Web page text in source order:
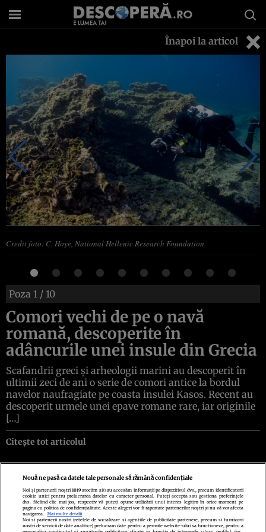
Înapoi la articol
Credit foto: C. Hoye, National Hellenic Research Foundation
Poza 1 / 10
Comori vechi de pe o navă
romană, descoperite în
adâncurile unei insule din Grecia
Scafandrii greci și arheologii marini au descoperit în
ultimii zeci de ani o serie de comori antice la bordul
navelor naufragiate pe coasta insulei Kasos. Recent au
descoperit urmele unei epave romane rare, iar originile
[…]
Citește tot articolul
Politica de confidenţialitatePolitica de cookiesTermeni şi condiţii
Echipa redacționalăContactSetări Cookies
Nouă ne pasă ca datele tale personale să rămână confidențiale
Noi și partenerii noștri1019 stocăm și/sau accesăm informații pe dispozitivul dvs., precum identificatorii
cookie unici pentru prelucrarea datelor cu caracter personal. Puteți accepta sau gestiona preferințele
dvs. făcând clic mai jos, respectiv vă puteți opune utilizării unui interes legitim în orice moment pe
pagina cu politica de confidențialitate. Aceste alegeri vor fi raportate partenerilor noștri și nu vă vor afecta
navigarea.
Mai multe detalii
Noi si partenerii nostri (retelele de socializare si agentiile de publicitate partenere, precum si furnizorii
nostri de servicii de date analitice) prelucram date pentru a permite website-ului sa functioneze, pentru a